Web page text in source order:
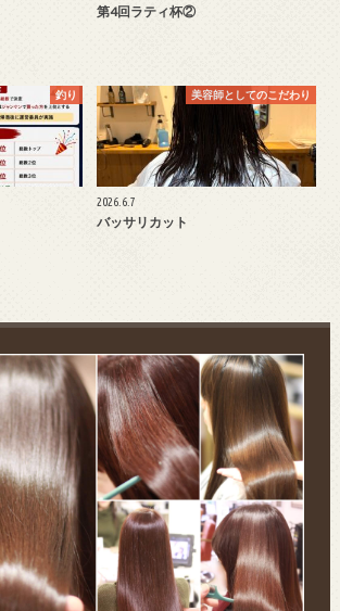
第4回ラティ杯②
釣り 美容師としてのこだわり
2026.6.7
バッサリカット